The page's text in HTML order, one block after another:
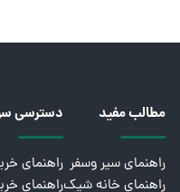
مطالب مفید
راهنمای سیر وسفر
راهنمای خانه شیک
دسترسی
راهنمای
راهنمای